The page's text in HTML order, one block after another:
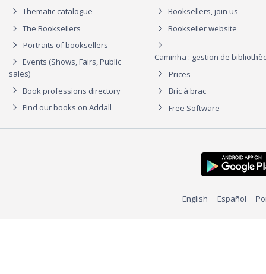
Thematic catalogue
The Booksellers
Portraits of booksellers
Events (Shows, Fairs, Public
sales)
Book professions directory
Find our books on Addall
Booksellers, join us
Bookseller website
Caminha : gestion de
Prices
Bric à brac
Free Software
English Español